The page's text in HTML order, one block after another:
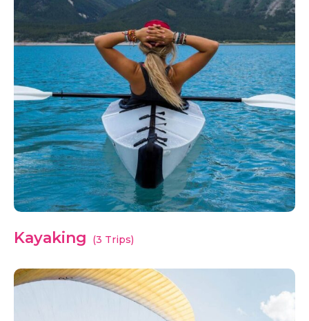
Kayaking (3 Trips)